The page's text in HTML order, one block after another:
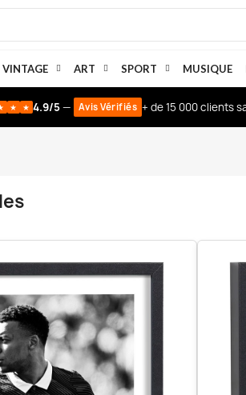
VINTAGE ART SPORT MUSIQUE
★ ★ 4.9/5— Avis Vérifiés + de 15 000 clients